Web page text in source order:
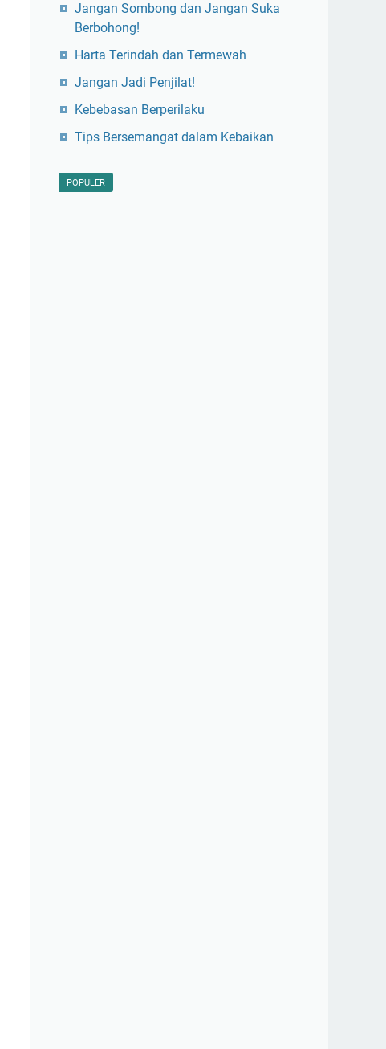
Jangan Sombong dan Jangan Suka
Berbohong!
Harta Terindah dan Termewah
Jangan Jadi Penjilat!
Kebebasan Berperilaku
Tips Bersemangat dalam Kebaikan
POPULER